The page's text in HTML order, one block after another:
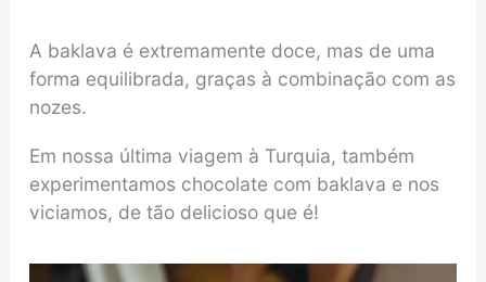
A baklava é extremamente doce, mas de uma
forma equilibrada, graças à combinação com as
nozes.
Em nossa última viagem à Turquia, também
experimentamos chocolate com baklava e nos
viciamos, de tão delicioso que é!